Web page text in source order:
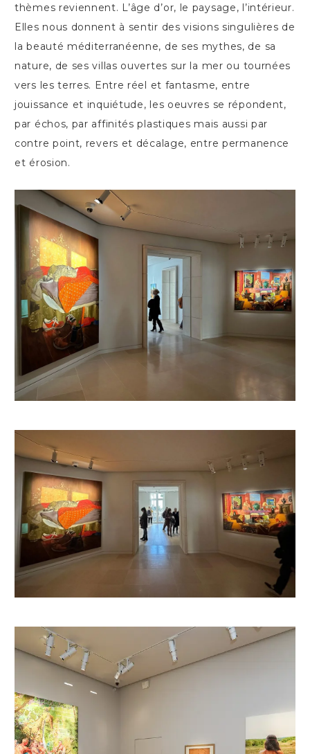
thèmes reviennent. L’âge d’or, le paysage, l’intérieur.
Elles nous donnent à sentir des visions singulières de
la beauté méditerranéenne, de ses mythes, de sa
nature, de ses villas ouvertes sur la mer ou tournées
vers les terres. Entre réel et fantasme, entre
jouissance et inquiétude, les oeuvres se répondent,
par échos, par affinités plastiques mais aussi par
contre point, revers et décalage, entre permanence
et érosion.